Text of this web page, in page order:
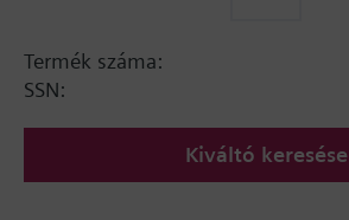
Termék száma:
SSN:
Kiváltó keresése